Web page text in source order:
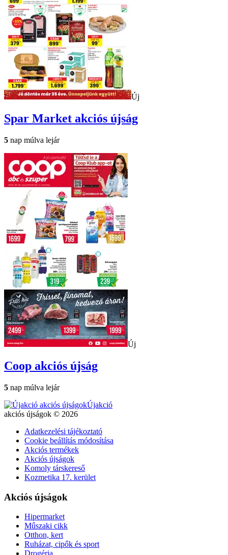
Új
Spar Market akciós újság
5 nap múlva lejár
Új
Coop akciós újság
5 nap múlva lejár
Újakció
akciós újságok © 2026
Adatkezelési tájékoztató
Cookie beállítás módosítása
Akciós termékek
Akciós újságok
Komoly társkereső
Kozmetika 17. kerület
Akciós újságok
Hipermarket
Műszaki cikk
Otthon, kert
Ruházat, cipők és sport